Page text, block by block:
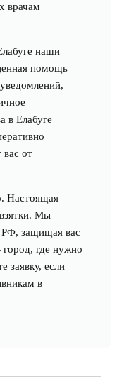
врачам
наши
помощь
в Елабуге
от
Настоящая
Мы
РФ, защищая вас
где нужно
заявку, если
в